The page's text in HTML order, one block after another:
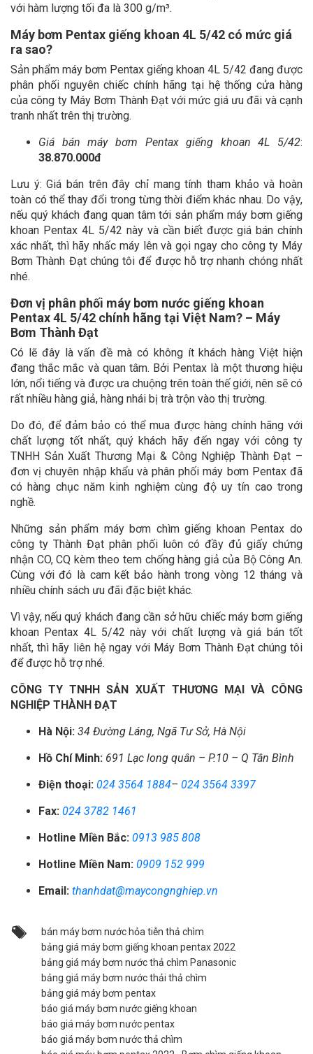
với hàm lượng tối đa là 300 g/m³.
Máy bơm Pentax giếng khoan 4L 5/42 có mức giá
ra sao?
Sản phẩm máy bơm Pentax giếng khoan 4L 5/42 đang được
phân phối nguyên chiếc chính hãng tại hệ thống cửa hàng
của công ty Máy Bơm Thành Đạt với mức giá ưu đãi và cạnh
tranh nhất trên thị trường.
Giá bán máy bơm Pentax giếng khoan 4L 5/42:
38.870.000đ
Lưu ý: Giá bán trên đây chỉ mang tính tham khảo và hoàn
toàn có thể thay đổi trong từng thời điểm khác nhau. Do vậy,
nếu quý khách đang quan tâm tới sản phẩm máy bơm giếng
khoan Pentax 4L 5/42 này và cần biết được giá bán chính
xác nhất, thì hãy nhấc máy lên và gọi ngay cho công ty Máy
Bơm Thành Đạt chúng tôi để được hỗ trợ nhanh chóng nhất
nhé.
Đơn vị phân phối máy bơm nước giếng khoan
Pentax 4L 5/42 chính hãng tại Việt Nam? – Máy
Bơm Thành Đạt
Có lẽ đây là vấn đề mà có không ít khách hàng Việt hiện
đang thắc mắc và quan tâm. Bởi Pentax là một thương hiệu
lớn, nổi tiếng và được ưa chuộng trên toàn thế giới, nên sẽ có
rất nhiều hàng giả, hàng nhái bị trà trộn vào thị trường.
Do đó, để đảm bảo có thể mua được hàng chính hãng với
chất lượng tốt nhất, quý khách hãy đến ngay với công ty
TNHH Sản Xuất Thương Mại & Công Nghiệp Thành Đạt –
đơn vị chuyên nhập khẩu và phân phối máy bơm Pentax đã
có hàng chục năm kinh nghiệm cùng độ uy tín cao trong
nghề.
Những sản phẩm máy bơm chìm giếng khoan Pentax do
công ty Thành Đạt phân phối luôn có đầy đủ giấy chứng
nhận CO, CQ kèm theo tem chống hàng giả của Bộ Công An.
Cùng với đó là cam kết bảo hành trong vòng 12 tháng và
nhiều chính sách ưu đãi đặc biệt khác.
Vì vậy, nếu quý khách đang cần sở hữu chiếc máy bơm giếng
khoan Pentax 4L 5/42 này với chất lượng và giá bán tốt
nhất, thì hãy liên hệ ngay với Máy Bơm Thành Đạt chúng tôi
để được hỗ trợ nhé.
CÔNG TY TNHH SẢN XUẤT THƯƠNG MẠI VÀ CÔNG
NGHIỆP THÀNH ĐẠT
Hà Nội: 34 Đường Láng, Ngã Tư Sở, Hà Nội
Hồ Chí Minh: 691 Lạc long quân – P.10 – Q Tân Bình
Điện thoại: 024 3564 1884– 024 3564 3397
Fax: 024 3782 1461
Hotline Miền Bắc: 0913 985 808
Hotline Miền Nam: 0909 152 999
Email: thanhdat@maycongnghiep.vn
bán máy bơm nước hỏa tiễn thả chìm
bảng giá máy bơm giếng khoan pentax 2022
bảng giá máy bơm nước thả chìm Panasonic
bảng giá máy bơm nước thải thả chìm
bảng giá máy bơm pentax
báo giá máy bơm nước giếng khoan
báo giá máy bơm nước pentax
báo giá máy bơm nước thả chìm